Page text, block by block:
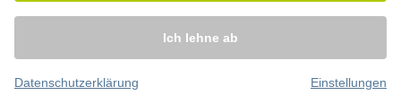
© 2026 – Sanpura. Alle Rechte vorbehalten.
Ich lehne ab
Datenschutzerklärung Einstellungen